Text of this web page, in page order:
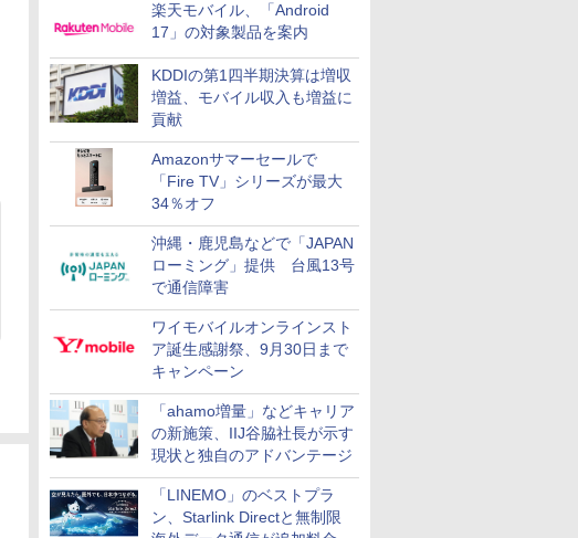
楽天モバイル、「Android
17」の対象製品を案内
KDDIの第1四半期決算は増収
増益、モバイル収入も増益に
貢献
Amazonサマーセールで
「Fire TV」シリーズが最大
34％オフ
沖縄・鹿児島などで「JAPAN
ローミング」提供 台風13号
で通信障害
ワイモバイルオンラインスト
ア誕生感謝祭、9月30日まで
キャンペーン
「ahamo増量」などキャリア
の新施策、IIJ谷脇社長が示す
現状と独自のアドバンテージ
「LINEMO」のベストプラ
ン、Starlink Directと無制限